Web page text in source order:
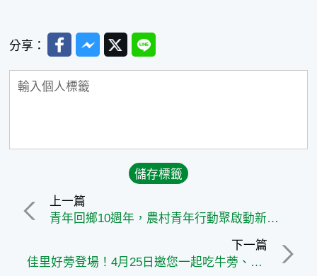
分享： FacebookMessenger
TwitterLine
上一篇
青年回鄉10週年，農村青年行動聚啟動新篇章
下一篇
佳里好蒡登場！4月25日邀您一起吃牛蒡、玩體驗、挺在地農業